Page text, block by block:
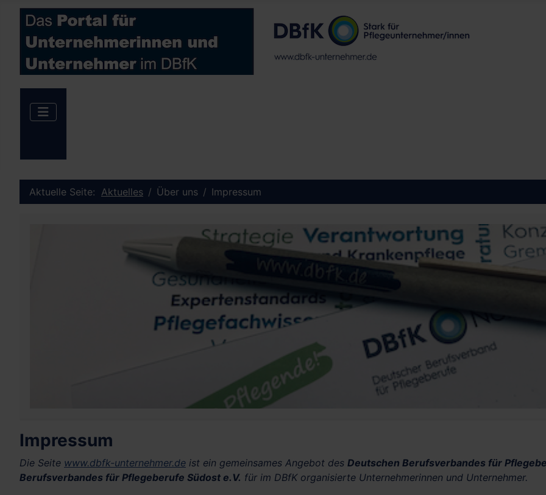
Aktuelle Seite: Aktuelles Über uns Impressum
Impressum
Die Seite www.dbfk-unternehmer.de ist ein gemeinsames Angebot des Deutschen Berufsverbandes für
Berufsverbandes für Pflegeberufe Südost e.V. für im DBfK organisierte Unternehmerinnen und Unternehmer.